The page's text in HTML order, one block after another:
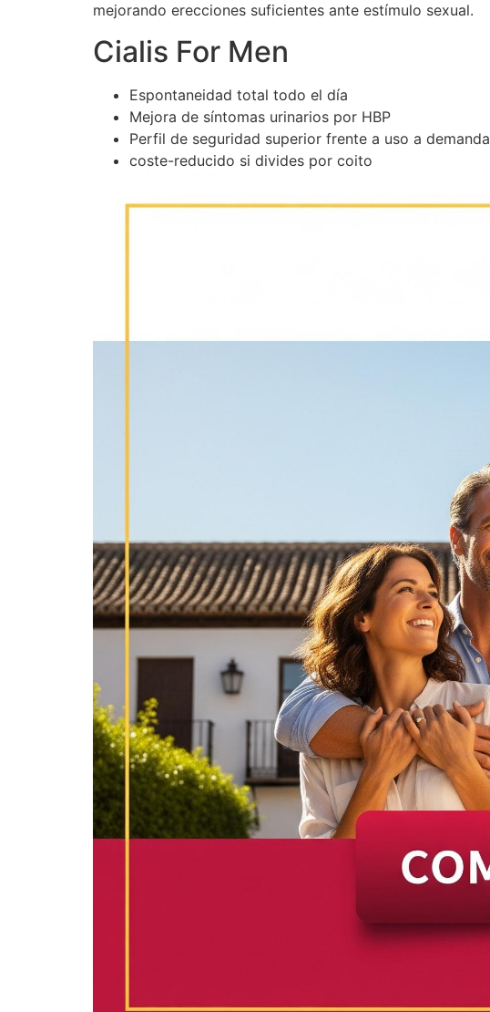
mejorando erecciones suficientes ante estímulo sexual.
Cialis For Men
Espontaneidad total todo el día
Mejora de síntomas urinarios por HBP
Perfil de seguridad superior frente a uso a demanda
coste-reducido si divides por coito